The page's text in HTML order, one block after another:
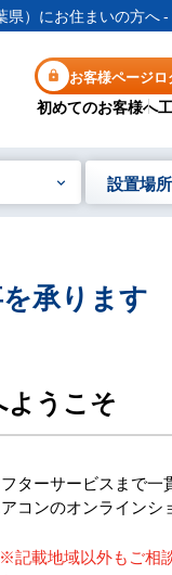
県）にお住まいの方へ
お客様ページロ
初めてのお客様へ
設置場所
承ります
うこそ
ーサービスまで
コンのオンラインシ
※記載地域以外もご相